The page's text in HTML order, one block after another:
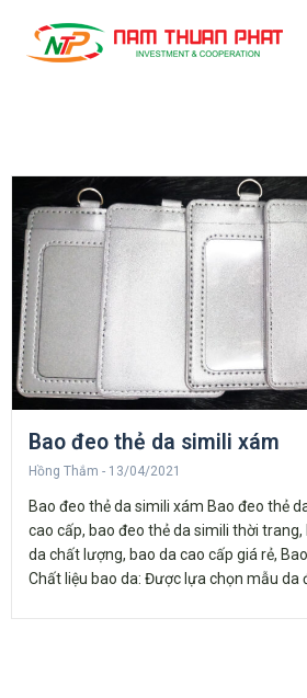
Bao đeo thẻ da simili xám
Hồng Thắm 13/04/2021
Bao đeo thẻ da simili xám Bao đeo thẻ
cao cấp, bao đeo thẻ da simili thời trang,
da chất lượng, bao da cao cấp giá rẻ,
Chất liệu bao da: Được lựa chọn mẫu da